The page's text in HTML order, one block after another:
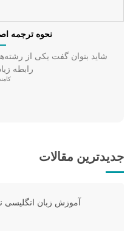
جدیدترین مقالات
آموزش زبان
نحوه ترجمه
شاید بتوان گفت یکی از
رابطه